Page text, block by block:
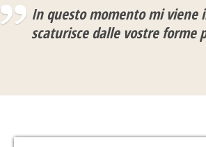
In questo momento mi viene
scaturisce dalle vostre forme